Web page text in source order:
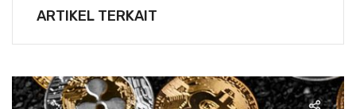
ARTIKEL TERKAIT